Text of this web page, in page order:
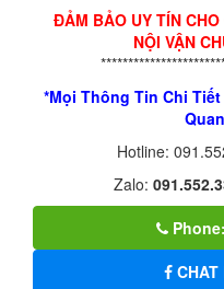
ĐẢM BẢO UY TÍN
NỘI VẬN
*Mọi Thông Tin Chi
Hotline:
Zalo:
CHAT